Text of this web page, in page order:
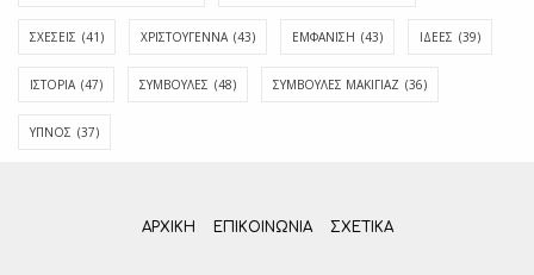
ΣΧΕΣΕΙΣ (41) ΧΡΙΣΤΟΥΓΕΝΝΑ (43) ΕΜΦΆΝΙΣΗ (43) ΙΔΈΕΣ (39)
ΙΣΤΟΡΊΑ (47) ΣΥΜΒΟΥΛΈΣ (48) ΣΥΜΒΟΥΛΈΣ ΜΑΚΙΓΙΆΖ (36)
ΎΠΝΟΣ (37)
ΑΡΧΙΚΗ ΕΠΙΚΟΙΝΩΝΊΑ ΣΧΕΤΙΚΆ